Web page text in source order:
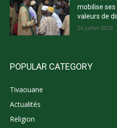
mobilise
valeurs de
26 juillet 2026
POPULAR CATEGORY
Tivaouane
Actualités
Religion